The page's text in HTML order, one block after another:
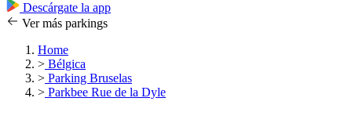
Descárgate la app
Ver más parkings
Home
> Bélgica
> Parking Bruselas
> Parkbee Rue de la Dyle